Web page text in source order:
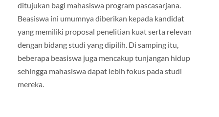
ditujukan bagi mahasiswa program pascasarjana.
Beasiswa ini umumnya diberikan kepada kandidat
yang memiliki proposal penelitian kuat serta relevan
dengan bidang studi yang dipilih. Di samping itu,
beberapa beasiswa juga mencakup tunjangan hidup
sehingga mahasiswa dapat lebih fokus pada studi
mereka.